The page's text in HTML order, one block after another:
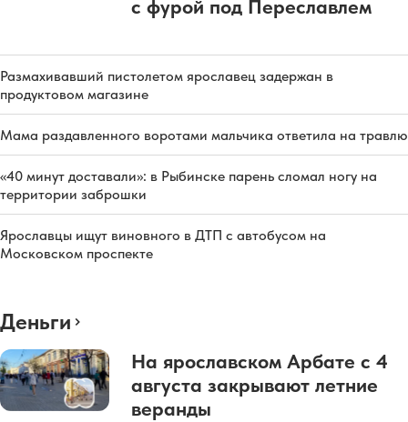
с фурой под Переславлем
Размахивавший пистолетом ярославец задержан в
продуктовом магазине
Мама раздавленного воротами мальчика ответила на травлю
«40 минут доставали»: в Рыбинске парень сломал ногу на
территории заброшки
Ярославцы ищут виновного в ДТП с автобусом на
Московском проспекте
Деньги
На ярославском Арбате с 4
августа закрывают летние
веранды